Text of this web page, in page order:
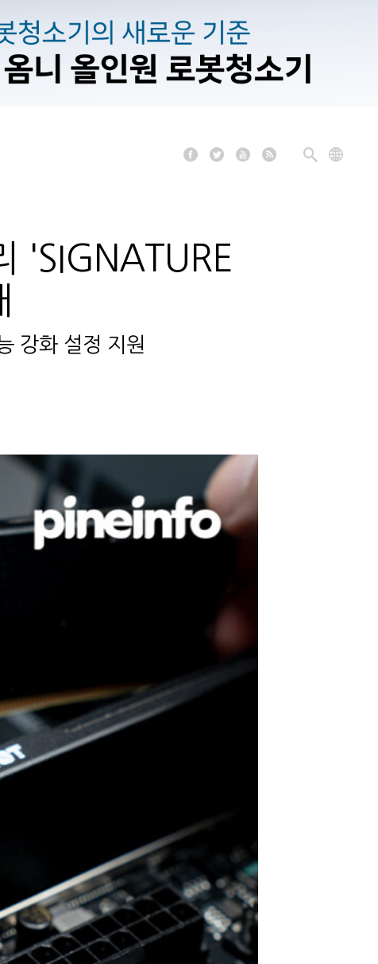
'SIGNATURE
강화 설정 지원